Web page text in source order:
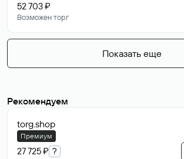
52 703 ₽
Возможен торг
Показать еще
Рекомендуем
torg.shop
Премиум
27 725 ₽ ?